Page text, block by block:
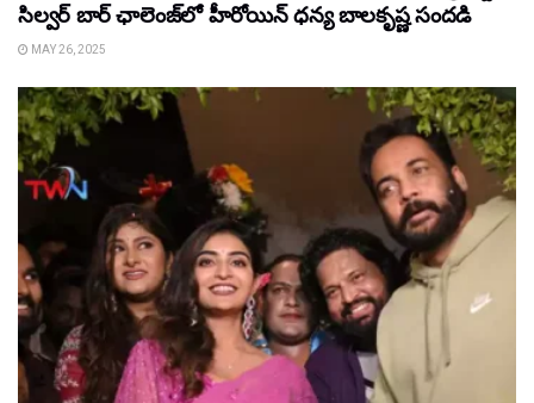
సిల్వర్ బార్ ఛాలెంజ్‌లో హీరోయిన్ ధ‌న్య బాల‌కృష్ణ‌ సందడి
MAY 26, 2025